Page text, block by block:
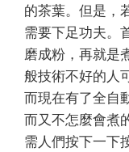
的茶葉。但是，
需要下足功夫。
磨成粉，再就是
般技術不好的人
而現在有了全自
而又不怎麼會煮
需人們按下一下